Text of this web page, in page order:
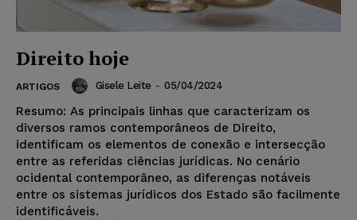
Direito hoje
ARTIGOS Gisele Leite - 05/04/2024
Resumo: As principais linhas que caracterizam os
diversos ramos contemporâneos de Direito,
identificam os elementos de conexão e intersecção
entre as referidas ciências jurídicas. No cenário
ocidental contemporâneo, as diferenças notáveis
entre os sistemas jurídicos dos Estado são facilmente
identificáveis.